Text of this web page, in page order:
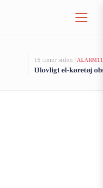
16 timer siden |
Ulovligt el-køretøj